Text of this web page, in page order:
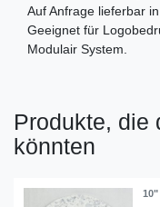
Auf Anfrage lieferbar
Geeignet für
Modulair System.
Produkte, die
könnten